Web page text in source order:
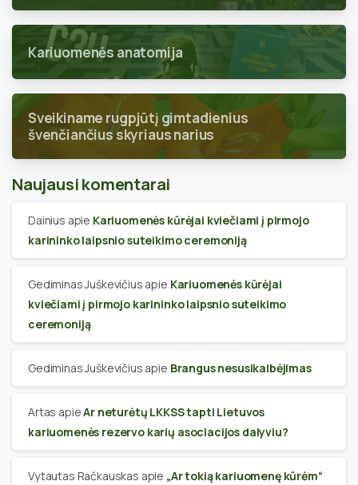
Kariuomenės anatomija
Sveikiname rugpjūtį gimtadienius
švenčiančius skyriaus narius
Naujausi komentarai
Dainius apie Kariuomenės kūrėjai kviečiami į pirmojo
karininko laipsnio suteikimo ceremoniją
Gediminas Juškevičius apie Kariuomenės kūrėjai
kviečiami į pirmojo karininko laipsnio suteikimo
ceremoniją
Gediminas Juškevičius apie Brangus nesusikalbėjimas
Artas apieAr neturėtų LKKSS tapti Lietuvos
kariuomenės rezervo karių asociacijos dalyviu?
Vytautas Račkauskas apie „Ar tokią kariuomenę kūrėm“